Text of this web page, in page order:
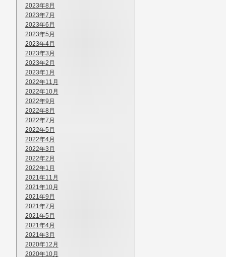
2023年8月
2023年7月
2023年6月
2023年5月
2023年4月
2023年3月
2023年2月
2023年1月
2022年11月
2022年10月
2022年9月
2022年8月
2022年7月
2022年5月
2022年4月
2022年3月
2022年2月
2022年1月
2021年11月
2021年10月
2021年9月
2021年7月
2021年5月
2021年4月
2021年3月
2020年12月
2020年10月